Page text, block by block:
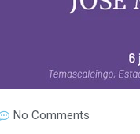
No Comments